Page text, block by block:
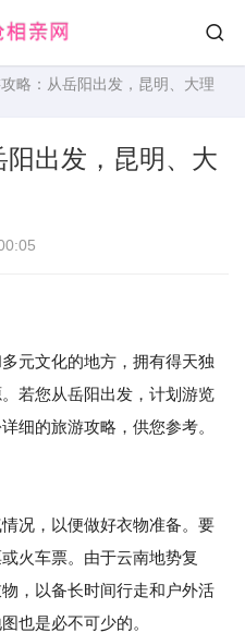
略：从岳阳出发，昆明、大理
出发，昆明、大
元文化的地方，拥有得天独
若您从岳阳出发，计划游览
细的旅游攻略，供您参考。
况，以便做好衣物准备。要
火车票。由于云南地势复
，以备长时间行走和户外活
也是必不可少的。